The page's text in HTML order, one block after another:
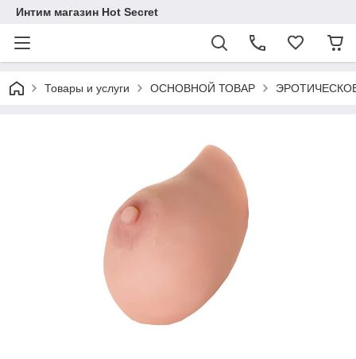
Интим магазин Hot Secret
Товары и услуги ОСНОВНОЙ ТОВАР